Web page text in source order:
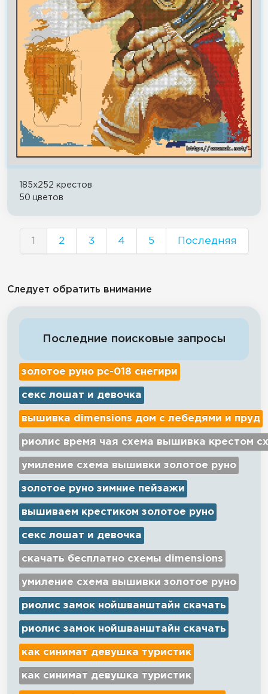
185x252 крестов
50 цветов
1 2 3 4 5 Последняя
Следует обратить внимание
Последние поисковые запросы
золотое руно рс-018 снегири
секс лошат и девочка
вышивка dimensions дом с лебедями и пруд
риолис время чая схема вышивка крестом
умиление схема вышивки золотое руно
золотое руно зимние пейзажи
вышиваем крестиком золотое руно
секс лошат и девочка
скачать бесплатно схемы dimensions
умиление схема вышивки золотое руно
риолис замок нойшванштайн скачать
риолис замок нойшванштайн скачать
как синимат девушка туристик
как синимат девушка туристик